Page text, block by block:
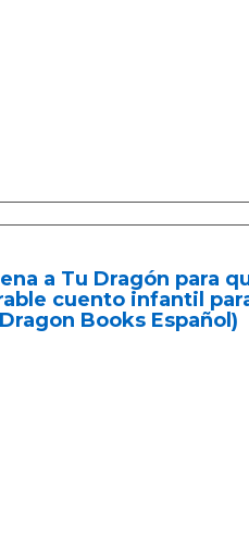
a Tu Dragón para
cuento infantil
Books Español)